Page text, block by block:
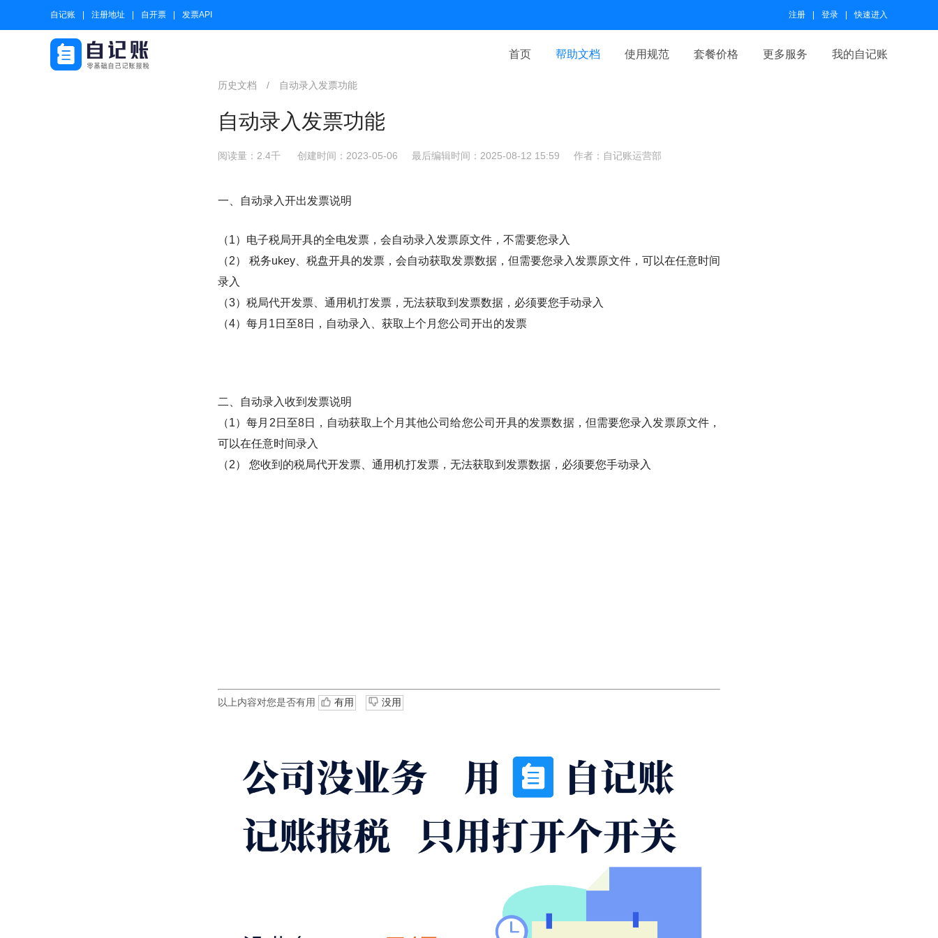
自记账 注册地址 自开票 发票API 注册 登录 快速进入
首页 帮助文档 使用规范 套餐价格 更多服务 我的自记账
历史文档 / 自动录入发票功能
自动录入发票功能
阅读量：2.4千 创建时间：2023-05-06 最后编辑时间：2025-08-12 15:59 作者：自记账运营部
一、自动录入开出发票说明
（1）电子税局开具的全电发票，会自动录入发票原文件，不需要您录入
（2） 税务ukey、税盘开具的发票，会自动获取发票数据，但需要您录入发票原文件，可以在任意时间
录入
（3）税局代开发票、通用机打发票，无法获取到发票数据，必须要您手动录入
（4）每月1日至8日，自动录入、获取上个月您公司开出的发票
二、自动录入收到发票说明
（1）每月2日至8日，自动获取上个月其他公司给您公司开具的发票数据，但需要您录入发票原文件，
可以在任意时间录入
（2） 您收到的税局代开发票、通用机打发票，无法获取到发票数据，必须要您手动录入
以上内容对您是否有用 有用 没用